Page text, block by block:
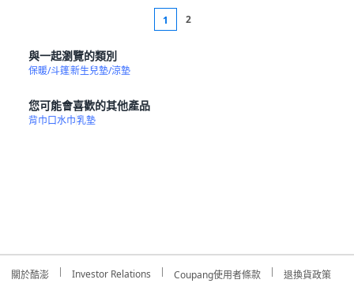
1 2
與一起瀏覽的類別
保暖/斗篷新生兒墊/涼墊
您可能會喜歡的其他產品
背巾口水巾乳墊
關於酷澎 Investor Relations Coupang使用者條款 退換貨政策